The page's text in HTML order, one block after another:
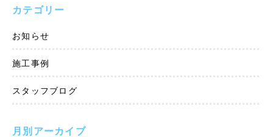
カテゴリー
お知らせ
施工事例
スタッフブログ
月別アーカイブ